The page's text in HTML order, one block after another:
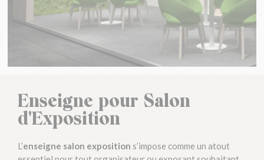
Enseigne pour Salon
d'Exposition
L’enseigne salon exposition s’impose comme un atout